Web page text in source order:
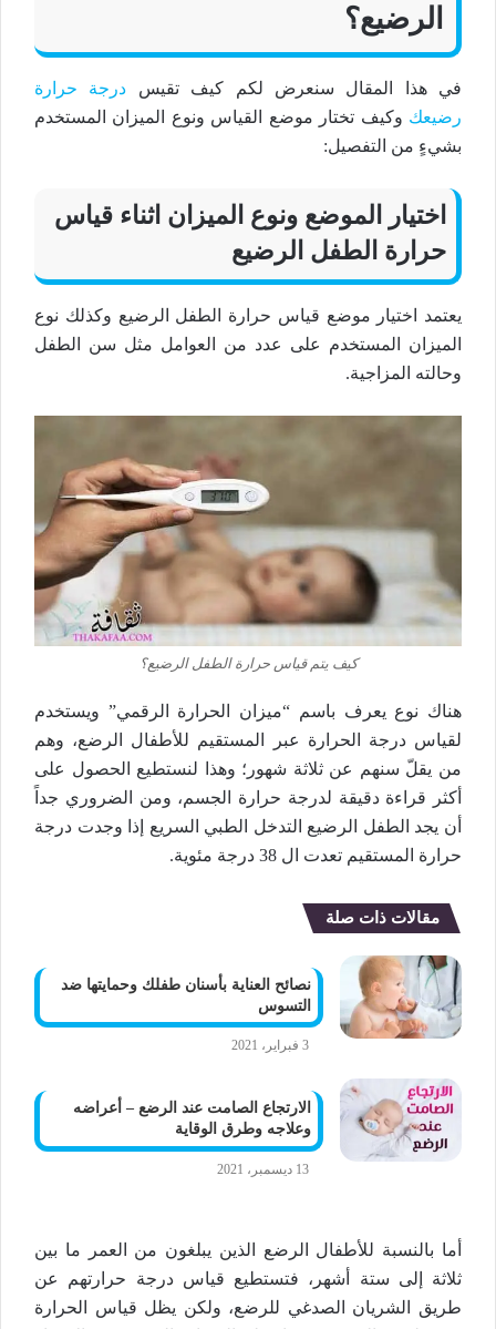
الرضيع؟
في هذا المقال سنعرض لكم كيف تقيس درجة حرارة
رضيعك وكيف تختار موضع القياس ونوع الميزان المستخدم
بشيءٍ من التفصيل:
اختيار الموضع ونوع الميزان اثناء قياس
حرارة الطفل الرضيع
يعتمد اختيار موضع قياس حرارة الطفل الرضيع وكذلك نوع
الميزان المستخدم على عدد من العوامل مثل سن الطفل
وحالته المزاجية.
كيف يتم قياس حرارة الطفل الرضيع؟
هناك نوع يعرف باسم “ميزان الحرارة الرقمي” ويستخدم
لقياس درجة الحرارة عبر المستقيم للأطفال الرضع، وهم
من يقلّ سنهم عن ثلاثة شهور؛ وهذا لنستطيع الحصول على
أكثر قراءة دقيقة لدرجة حرارة الجسم، ومن الضروري جداً
أن يجد الطفل الرضيع التدخل الطبي السريع إذا وجدت درجة
حرارة المستقيم تعدت ال 38 درجة مئوية.
مقالات ذات صلة
نصائح العناية بأسنان طفلك وحمايتها ضد
التسوس
3 فبراير، 2021
الارتجاع الصامت عند الرضع – أعراضه
وعلاجه وطرق الوقاية
13 ديسمبر، 2021
أما بالنسبة للأطفال الرضع الذين يبلغون من العمر ما بين
ثلاثة إلى ستة أشهر، فتستطيع قياس درجة حرارتهم عن
طريق الشريان الصدغي للرضع، ولكن يظل قياس الحرارة